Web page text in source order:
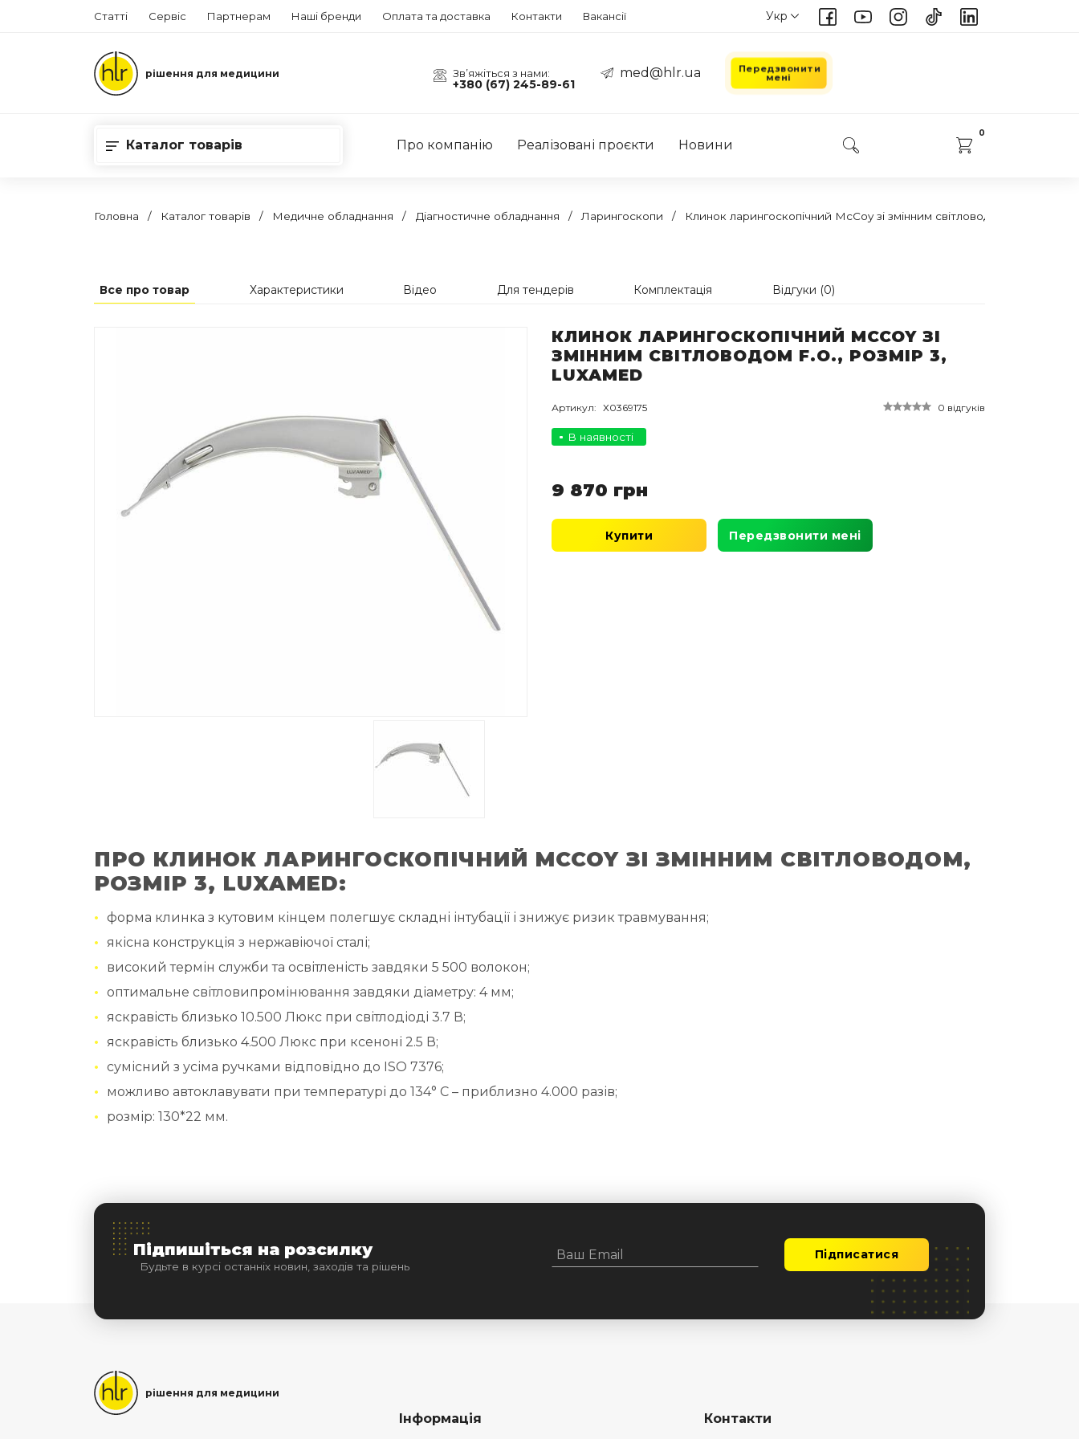
Статті Сервіс Партнерам Наші бренди Оплата та доставка Контакти Вакансії
Укр
рішення для медицини Зв’яжіться з нами:
+380 (67) 245-89-61
med@hlr.ua Передзвонити
мені
Каталог товарів Про компанію Реалізовані проєкти Новини
0
Головна Каталог товарів Медичне обладнання Діагностичне обладнання Ларингоскопи Клинок ларингоскопічний McCoy зі змінним світловодом F.O.,
Все про товар Характеристики Відео Для тендерів Комплектація Відгуки (0)
КЛИНОК ЛАРИНГОСКОПІЧНИЙ MCCOY ЗІ
ЗМІННИМ СВІТЛОВОДОМ F.O., РОЗМІР 3,
LUXAMED
Артикул: Х0369175 0 відгуків
В наявності
9 870 грн
Купити Передзвонити мені
ПРО КЛИНОК ЛАРИНГОСКОПІЧНИЙ MCCOY ЗІ ЗМІННИМ СВІТЛОВОДОМ,
РОЗМІР 3, LUXAMED:
форма клинка з кутовим кінцем полегшує складні інтубації і знижує ризик травмування;
якісна конструкція з нержавіючої сталі;
високий термін служби та освітленість завдяки 5 500 волокон;
оптимальне світловипромінювання завдяки діаметру: 4 мм;
яскравість близько 10.500 Люкс при світлодіоді 3.7 В;
яскравість близько 4.500 Люкс при ксеноні 2.5 В;
сумісний з усіма ручками відповідно до ISO 7376;
можливо автоклавувати при температурі до 134° C – приблизно 4.000 разів;
розмір: 130*22 мм.
Підпишіться на розсилку
Будьте в курсі останніх новин, заходів та рішень
Підписатися
рішення для медицини
Інформація Контакти